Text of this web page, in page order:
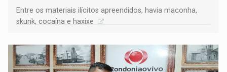
Entre os materiais ilícitos apreendidos, havia maconha,
skunk, cocaína e haxixe